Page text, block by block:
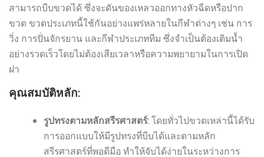
สามารถบีบขวดได้ ซึ่งจะดันของเหลวออกทางหัวฉีดหรือปาก
ขวด ขวดประเภทนี้ใช้กันอย่างแพร่หลายในกีฬาต่างๆ เช่น การ
วิ่ง การปั่นจักรยาน และกีฬาประเภททีม ซึ่งจำเป็นต้องเติมน้ำ
อย่างรวดเร็วโดยไม่ต้องเสียเวลาหรือความพยายามในการเปิด
ฝา
คุณสมบัติหลัก:
รูปทรงตามหลักสรีรศาสตร์: โดยทั่วไปขวดเหล่านี้ได้รับ
การออกแบบให้มีรูปทรงที่บีบได้และตามหลัก
สรีรศาสตร์ที่พอดีมือ ทำให้จับได้ง่ายในระหว่างการ